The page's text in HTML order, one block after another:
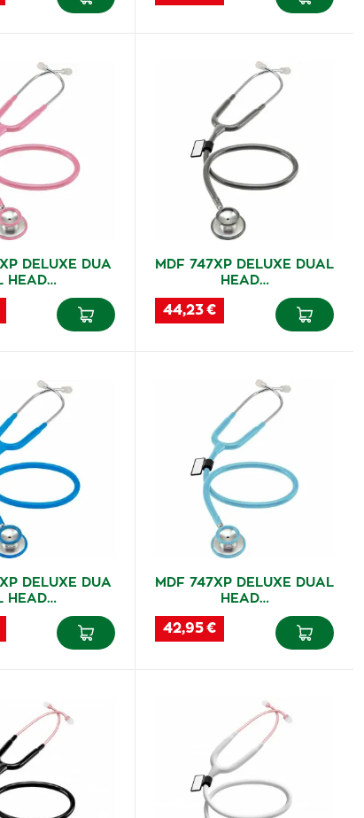
DELUXE DUA
HEAD…
MDF 747XP DELUXE DUAL
HEAD…
44,23 €
DELUXE DUA
HEAD…
MDF 747XP DELUXE DUAL
HEAD…
42,95 €